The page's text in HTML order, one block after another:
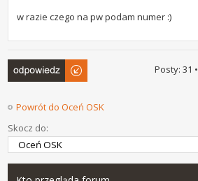
w razie czego na pw podam numer :)
Odpowiedz Posty: 31 •
Powrót do Oceń OSK
Skocz do: